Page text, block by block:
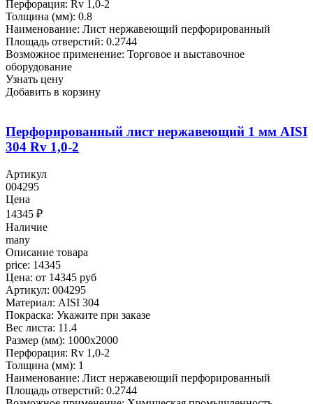
Перфорация: Rv 1,0-2
Толщина (мм): 0.8
Наименование: Лист нержавеющий перфорированный
Площадь отверстий: 0.2744
Возможное применение: Торговое и выставочное
оборудование
Узнать цену
Добавить в корзину
Перфорированный лист нержавеющий 1 мм AISI
304 Rv 1,0-2
Артикул
004295
Цена
14345 ₽
Наличие
many
Описание товара
price: 14345
Цена: от 14345 руб
Артикул: 004295
Материал: AISI 304
Покраска: Укажите при заказе
Вес листа: 11.4
Размер (мм): 1000x2000
Перфорация: Rv 1,0-2
Толщина (мм): 1
Наименование: Лист нержавеющий перфорированный
Площадь отверстий: 0.2744